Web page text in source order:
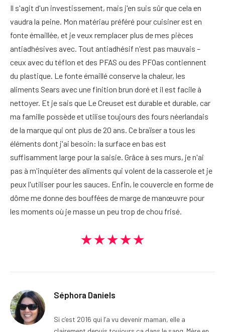
Il s'agit d'un investissement, mais j'en suis sûr que cela en
vaudra la peine. Mon matériau préféré pour cuisiner est en
fonte émaillée, et je veux remplacer plus de mes pièces
antiadhésives avec. Tout antiadhésif n'est pas mauvais –
ceux avec du téflon et des PFAS ou des PFOas contiennent
du plastique. Le fonte émaillé conserve la chaleur, les
aliments Sears avec une finition brun doré et il est facile à
nettoyer. Et je sais que Le Creuset est durable et durable, car
ma famille possède et utilise toujours des fours néerlandais
de la marque qui ont plus de 20 ans. Ce braïser a tous les
éléments dont j'ai besoin: la surface en bas est
suffisamment large pour la saisie. Grâce à ses murs, je n'ai
pas à m'inquiéter des aliments qui volent de la casserole et je
peux l'utiliser pour les sauces. Enfin, le couvercle en forme de
dôme me donne des bouffées de marge de manœuvre pour
les moments où je masse un peu trop de chou frisé.
★★★★★
Séphora Daniels
Si c’est 2016 qui l’a vu devenir maman, elle a